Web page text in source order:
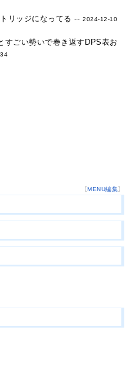
リッジになってる --2024-12-10
すごい勢いで巻き返すDPS表お
〔MENU編集〕